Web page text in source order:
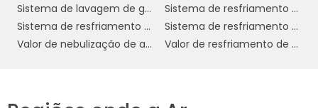
nebulização ajuda a reduzir a concentração
de partículas poluentes, poeira e alérgenos no
ar, proporcionando um ambiente mais
Sistema de lavagem de gases
Sistema de resfriamento adiabático evaporativo
Sistema de resfriamento de telhado
Sistema de resfriamento evaporativo
Valor de nebulização de ambiente
Valor de resfriamento de telhado